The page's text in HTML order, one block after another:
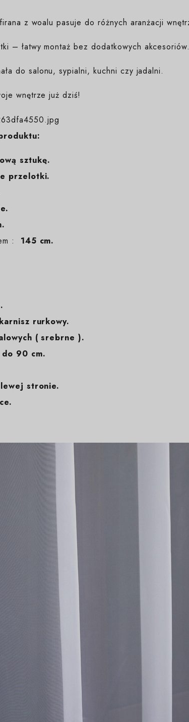
z woalu pasuje do różnych aranżacji
– łatwy montaż bez dodatkowych akcesoriów.
do salonu, sypialni, kuchni czy jadalni.
wnętrze już dziś!
sztukę.
przelotki.
: 145 cm.
rurkowy.
( srebrne ).
90 cm.
lewej stronie.